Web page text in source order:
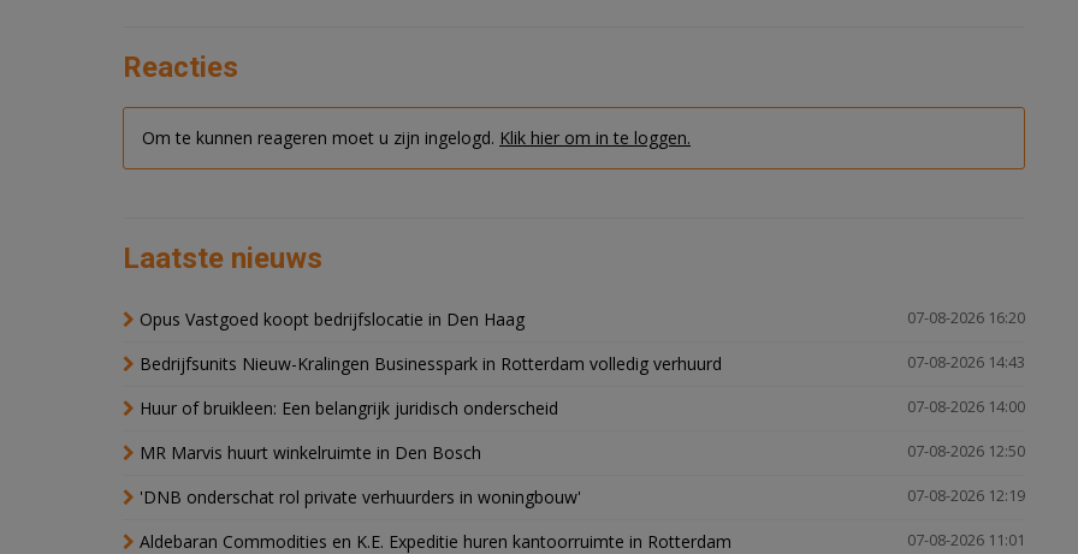
Reacties
Om te kunnen reageren moet u zijn ingelogd. Klik hier om in te loggen.
Laatste nieuws
07-08-2026 16:20
Opus Vastgoed koopt bedrijfslocatie in Den Haag
07-08-2026 14:43
Bedrijfsunits Nieuw-Kralingen Businesspark in Rotterdam volledig verhuurd
07-08-2026 14:00
Huur of bruikleen: Een belangrijk juridisch onderscheid
07-08-2026 12:50
MR Marvis huurt winkelruimte in Den Bosch
07-08-2026 12:19
'DNB onderschat rol private verhuurders in woningbouw'
07-08-2026 11:01
Aldebaran Commodities en K.E. Expeditie huren kantoorruimte in Rotterdam